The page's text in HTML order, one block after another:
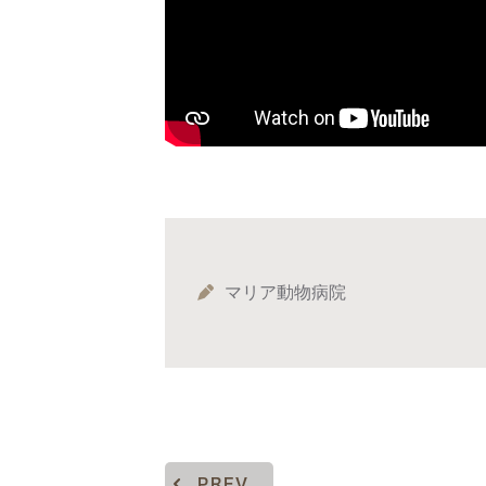
マリア動物病院